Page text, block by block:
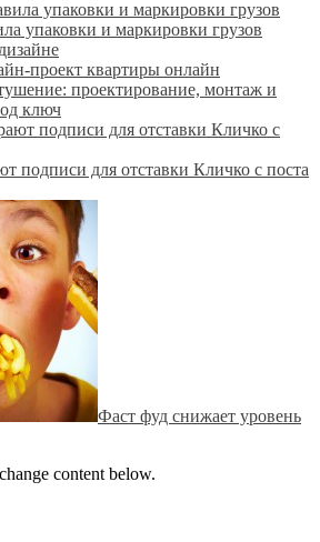
упаковки и маркировки грузов
проект квартиры онлайн
проектирование, монтаж и
ключ
подписи для отставки Кличко с поста
Фаст фуд снижает уровень
content below.